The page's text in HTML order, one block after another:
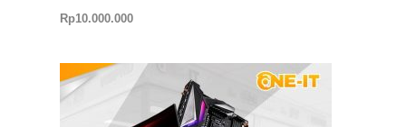
Rp10.000.000